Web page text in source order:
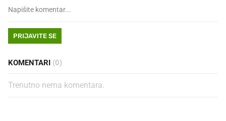
PRIJAVITE SE
KOMENTARI (0)
Trenutno nema komentara.